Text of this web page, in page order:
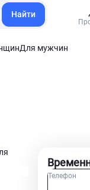
Найти
Для мужчин
Телефон